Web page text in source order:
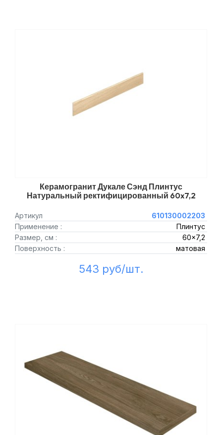
Керамогранит Дукале Сэнд Плинтус
Натуральный ректифицированный 60x7,2
Артикул
610130002203
Применение :
Плинтус
Размер, см :
60x7,2
Поверхность :
матовая
543 руб/шт.